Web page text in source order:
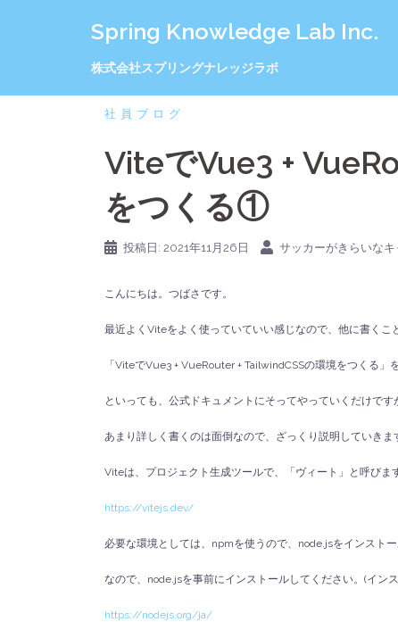
へ
Spring Knowledge Lab Inc.
株式会社スプリングナレッジラボ
社員ブログ
ViteでVue3 +
をつくる①
投稿日: 2021年11月26日 サッカーがきらいな
こんにちは。つばさです。
最近よくViteをよく使っていていい感じなので、他に書くこ
「ViteでVue3 + VueRouter + TailwindCSSの環境をつくる」
といっても、公式ドキュメントにそってやっていくだけです
あまり詳しく書くのは面倒なので、ざっくり説明していきま
Viteは、プロジェクト生成ツールで、「ヴィート」と呼びま
https://vitejs.dev/
必要な環境としては、npmを使うので、node.jsをインストー
なので、node.jsを事前にインストールしてください。(イン
https://nodejs.org/ja/